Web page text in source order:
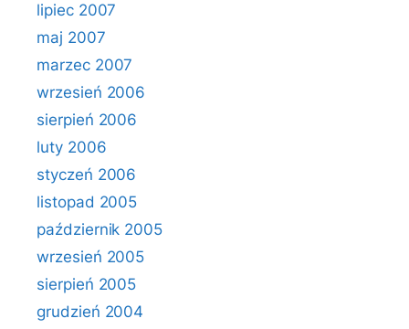
lipiec 2007
maj 2007
marzec 2007
wrzesień 2006
sierpień 2006
luty 2006
styczeń 2006
listopad 2005
październik 2005
wrzesień 2005
sierpień 2005
grudzień 2004